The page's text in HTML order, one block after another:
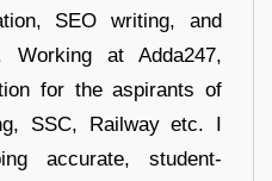
SEO writing, and
Working at Adda247,
for the aspirants of
SSC, Railway etc. I
accurate, student-